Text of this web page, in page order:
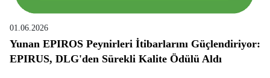
01.06.2026
Yunan EPIROS Peynirleri İtibarlarını Güçlendiriyor:
EPIRUS, DLG'den Sürekli Kalite Ödülü Aldı